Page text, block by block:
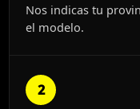
Nos indicas tu
el modelo.
2